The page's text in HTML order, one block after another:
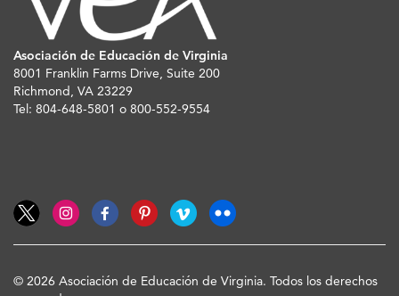
Asociación de Educación de Virginia
8001 Franklin Farms Drive, Suite 200
Richmond, VA 23229
Tel: 804-648-5801 o 800-552-9554
© 2026 Asociación de Educación de Virginia. Todos los derechos